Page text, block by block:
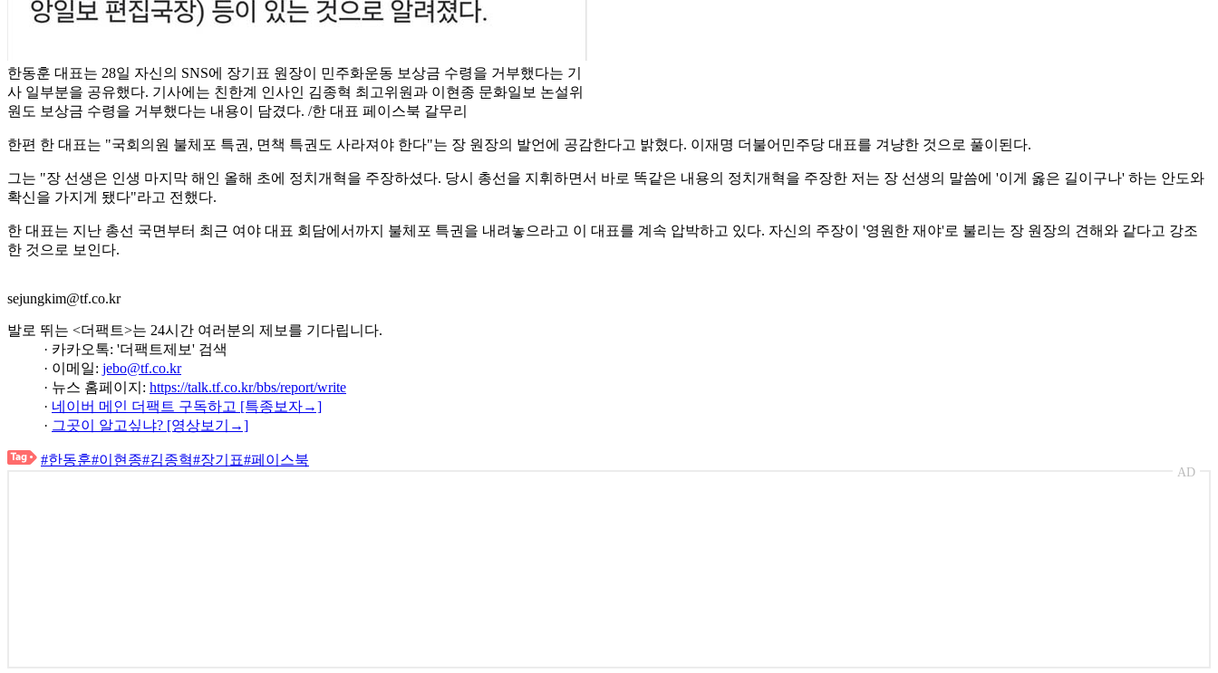
한동훈 대표는 28일 자신의 SNS에 장기표 원장이 민주화운동 보상금 수령을 거부했다는 기
사 일부분을 공유했다. 기사에는 친한계 인사인 김종혁 최고위원과 이현종 문화일보 논설위
원도 보상금 수령을 거부했다는 내용이 담겼다. /한 대표 페이스북 갈무리
한편 한 대표는 "국회의원 불체포 특권, 면책 특권도 사라져야 한다"는 장 원장의 발언에 공감한다고 밝혔다. 이재명 더불어민주당 대표를 겨냥한 것으로 풀이된다.
그는 "장 선생은 인생 마지막 해인 올해 초에 정치개혁을 주장하셨다. 당시 총선을 지휘하면서 바로 똑같은 내용의 정치개혁을 주장한 저는 장 선생의 말씀에 '이게 옳은 길이구나' 하는 안도와
확신을 가지게 됐다"라고 전했다.
한 대표는 지난 총선 국면부터 최근 여야 대표 회담에서까지 불체포 특권을 내려놓으라고 이 대표를 계속 압박하고 있다. 자신의 주장이 '영원한 재야'로 불리는 장 원장의 견해와 같다고 강조
한 것으로 보인다.
sejungkim@tf.co.kr
발로 뛰는 <더팩트>는 24시간 여러분의 제보를 기다립니다.
· 카카오톡: '더팩트제보' 검색
· 이메일: jebo@tf.co.kr
· 뉴스 홈페이지: https://talk.tf.co.kr/bbs/report/write
· 네이버 메인 더팩트 구독하고 [특종보자→]
· 그곳이 알고싶냐? [영상보기→]
#한동훈#이현종#김종혁#장기표#페이스북
AD